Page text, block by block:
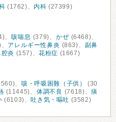
(1762)、 内科 (27399)
、咳喘息 (379)、 かぜ(6468)、
アレルギー性鼻炎 (863)、 副鼻
炎 (157)、花粉症 (1667)
、 咳・呼吸困難（子供）
(30
(11445)、 体調不良 (7618)、痰
(6103)、吐き気・嘔吐 (3582)